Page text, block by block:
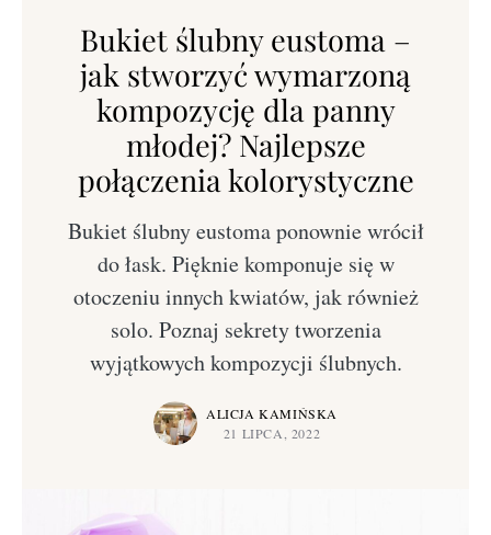
Bukiet ślubny eustoma –
jak stworzyć wymarzoną
kompozycję dla panny
młodej? Najlepsze
połączenia kolorystyczne
Bukiet ślubny eustoma ponownie wrócił
do łask. Pięknie komponuje się w
otoczeniu innych kwiatów, jak również
solo. Poznaj sekrety tworzenia
wyjątkowych kompozycji ślubnych.
ALICJA KAMIŃSKA
21 LIPCA, 2022